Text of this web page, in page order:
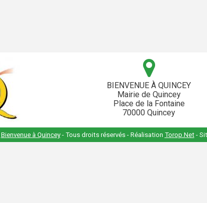
BIENVENUE À QUINCEY
Mairie de Quincey
Place de la Fontaine
70000 Quincey
Bienvenue à Quincey- Tous droits réservés - Réalisation Torop.Net-